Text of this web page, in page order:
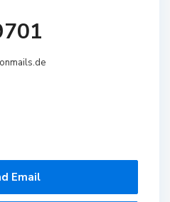
Email